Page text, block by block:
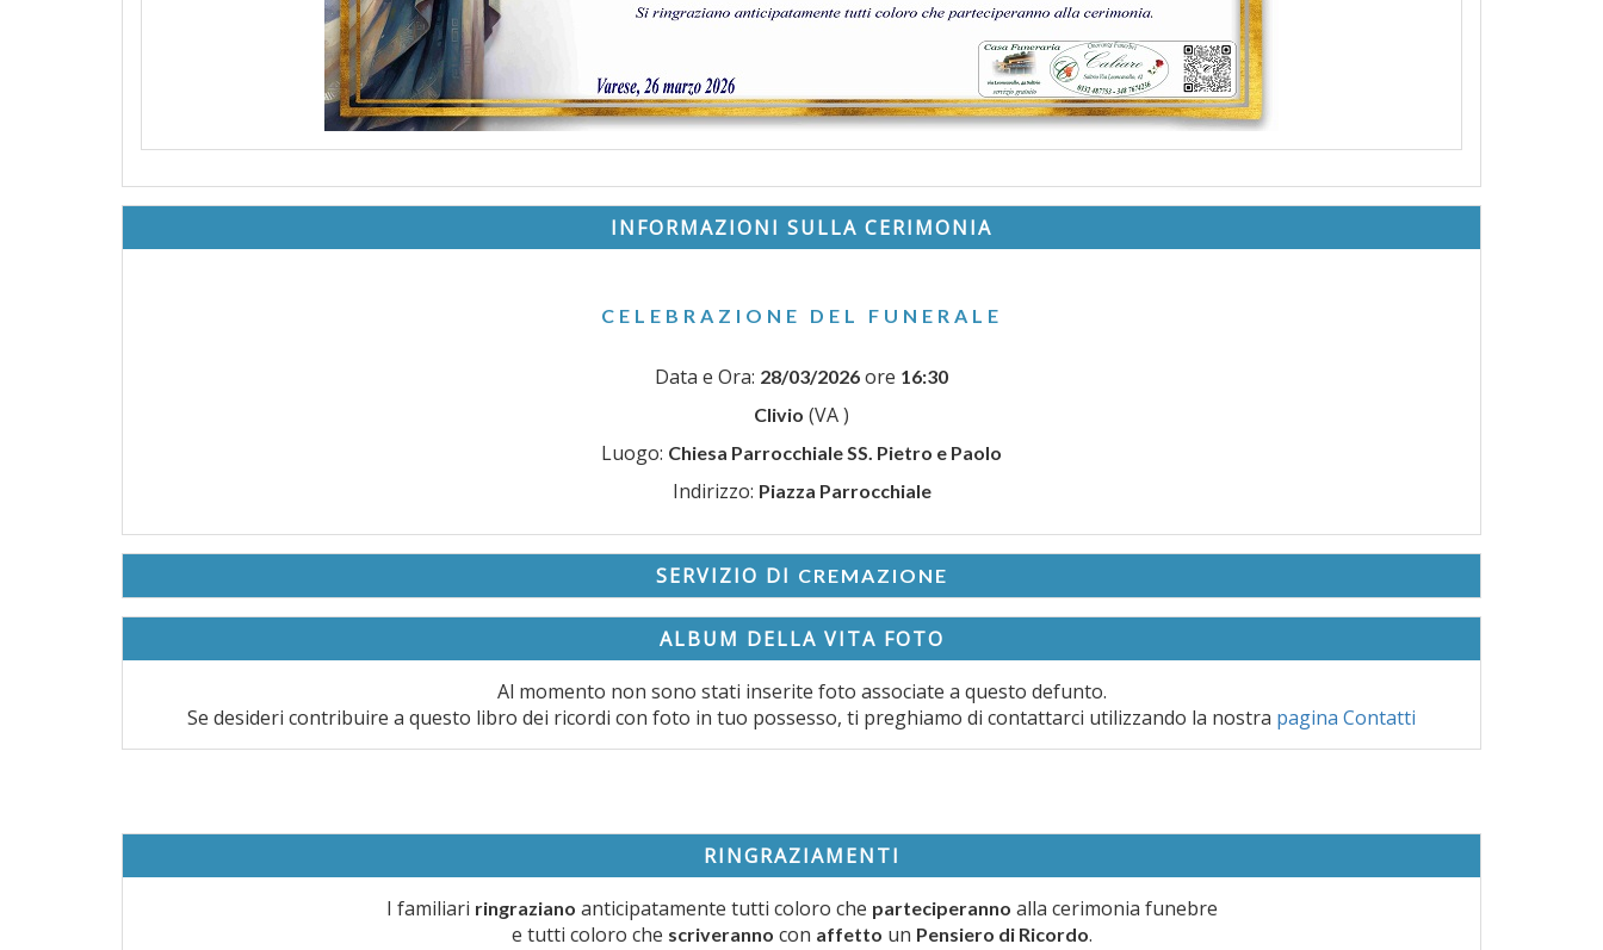
INFORMAZIONI SULLA CERIMONIA
CELEBRAZIONE DEL FUNERALE
Data e Ora: 28/03/2026 ore 16:30
Clivio (VA )
Luogo: Chiesa Parrocchiale SS. Pietro e Paolo
Indirizzo: Piazza Parrocchiale
SERVIZIO DI CREMAZIONE
ALBUM DELLA VITA FOTO
Al momento non sono stati inserite foto associate a questo defunto.
Se desideri contribuire a questo libro dei ricordi con foto in tuo possesso, ti preghiamo di contattarci utilizzando la nostra pagina Contatti
RINGRAZIAMENTI
I familiari ringraziano anticipatamente tutti coloro che parteciperanno alla cerimonia funebre
e tutti coloro che scriveranno con affetto un Pensiero di Ricordo.